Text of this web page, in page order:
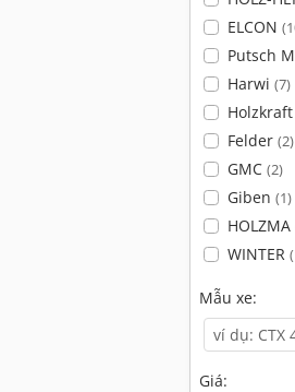
ELCON
Putsch
Harwi (7)
Holzkraft
Felder (2)
GMC (2)
Giben (1)
HOLZMA
WINTER
Mẫu xe:
Giá: